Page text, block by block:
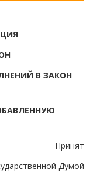
В ЗАКОН
Принят
Думой